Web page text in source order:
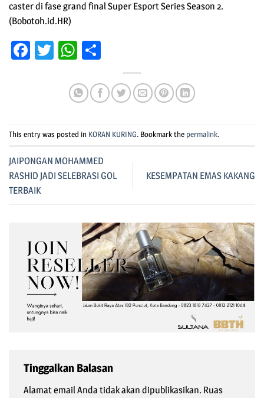
caster di fase grand final Super Esport Series Season 2.
(Bobotoh.id.HR)
Facebook
TwitterWhatsApp
This entry was posted in KORAN KURING. Bookmark the permalink.
JAIPONGAN MOHAMMED
RASHID JADI SELEBRASI GOL
TERBAIK
KESEMPATAN EMAS KAKANG
Tinggalkan Balasan
Alamat email Anda tidak akan dipublikasikan. Ruas